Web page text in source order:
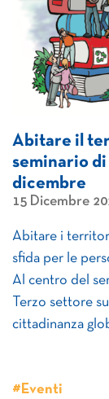
Abitare il
seminario di
dicembre
15 Dicembre
Abitare i
sfida per le
Al centro del
Terzo settore
cittadinanza
#Eventi